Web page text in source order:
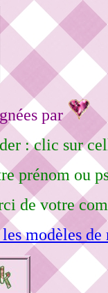
par
: clic sur
prénom ou
de votre
modèles de